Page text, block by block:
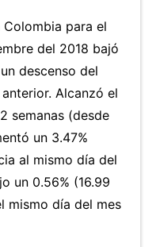
para el
del 2018 bajó
descenso del
Alcanzó el
semanas (desde
un 3.47%
al mismo día del
un 0.56% (16.99
mismo día del mes